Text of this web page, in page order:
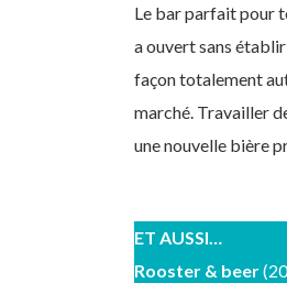
Le bar parfait pour
a ouvert sans
façon totalement
marché. Travailler
une nouvelle bière
ET AUSSI…
Rooster & beer